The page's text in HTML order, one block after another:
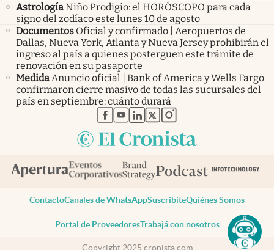
AstrologíaNiño Prodigio: el HORÓSCOPO para cada
signo del zodíaco este lunes 10 de agosto
Documentos Oficial y confirmado | Aeropuertos de
Dallas, Nueva York, Atlanta y Nueva Jersey prohibirán el
ingreso al país a quienes posterguen este trámite de
renovación en su pasaporte
Medida Anuncio oficial | Bank of America y Wells Fargo
confirmaron cierre masivo de todas las sucursales del
país en septiembre: cuánto durará
abre en nueva pestaña
abre en nueva pestaña
abre en nueva pestaña
abre en nueva pestaña
abre en nueva pestaña
ContactoCanales de WhatsAppSuscribiteQuiénes Somos
Portal de ProveedoresTrabajá con nosotros
Copyright 2025 cronista.com